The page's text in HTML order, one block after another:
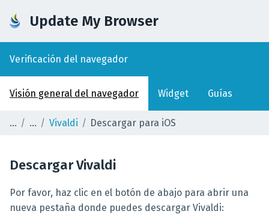
Update My Browser
Verificación del navegador
Visión general del navegador Widget Guías
Vivaldi Descargar para iOS
DescargarVivaldi
Por favor, haz clic en el botón de abajo para abrir una
nueva pestaña donde puedes descargar Vivaldi: